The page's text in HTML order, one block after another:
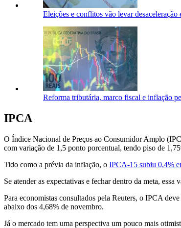
Eleições e conflitos vão levar
Reforma tributária, marco fiscal e inflação
IPCA
O Índice Nacional de Preços ao Consumidor Amplo
com variação de 1,5 ponto porcentual, tendo piso de
Tido como a prévia da inflação, o IPCA-15 subiu 0,4%
Se atender as expectativas e fechar dentro da meta,
Para economistas consultados pela Reuters, o IPCA
abaixo dos 4,68% de novembro.
Já o mercado tem uma perspectiva um pouco mais